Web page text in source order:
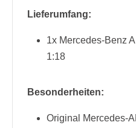
Lieferumfang:
1x Mercedes-Benz
1:18
Besonderheiten:
Original Mercedes-